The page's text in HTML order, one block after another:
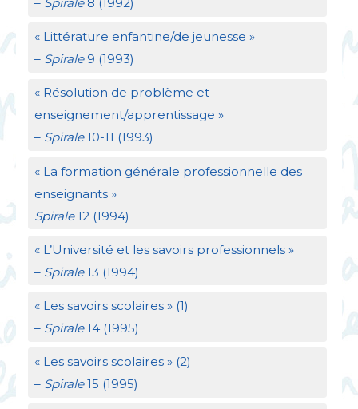
« Littérature enfantine/de jeunesse »
– Spirale9 (1993)
« Résolution de problème et
enseignement/apprentissage »
– Spirale10-11 (1993)
« La formation générale professionnelle des
enseignants »
Spirale12 (1994)
« L’Université et les savoirs professionnels »
– Spirale13 (1994)
« Les savoirs scolaires » (1)
– Spirale14 (1995)
« Les savoirs scolaires » (2)
– Spirale15 (1995)